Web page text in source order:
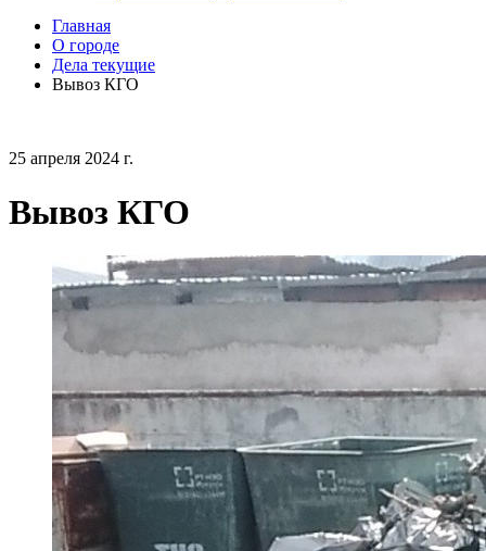
Главная
О городе
Дела текущие
Вывоз КГО
25 апреля 2024 г.
Вывоз КГО